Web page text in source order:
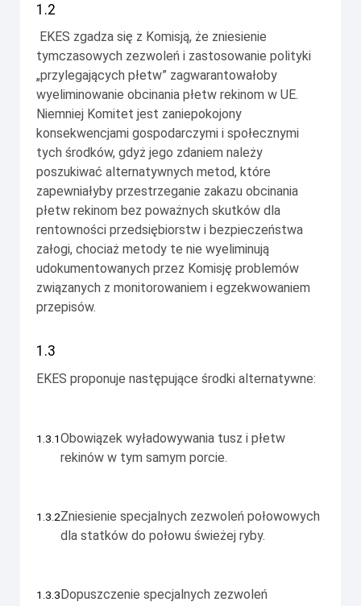
1.2
EKES zgadza się z Komisją, że zniesienie
tymczasowych zezwoleń i zastosowanie polityki
„przylegających płetw” zagwarantowałoby
wyeliminowanie obcinania płetw rekinom w UE.
Niemniej Komitet jest zaniepokojony
konsekwencjami gospodarczymi i społecznymi
tych środków, gdyż jego zdaniem należy
poszukiwać alternatywnych metod, które
zapewniałyby przestrzeganie zakazu obcinania
płetw rekinom bez poważnych skutków dla
rentowności przedsiębiorstw i bezpieczeństwa
załogi, chociaż metody te nie wyeliminują
udokumentowanych przez Komisję problemów
związanych z monitorowaniem i egzekwowaniem
przepisów.
1.3
EKES proponuje następujące środki alternatywne:
1.3.1Obowiązek wyładowywania tusz i płetw
rekinów w tym samym porcie.
1.3.2Zniesienie specjalnych zezwoleń połowowych
dla statków do połowu świeżej ryby.
1.3.3 Dopuszczenie specjalnych zezwoleń